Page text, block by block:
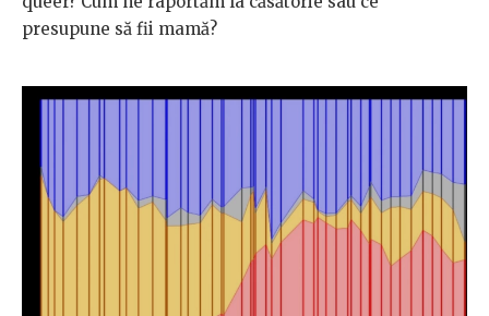
presupune să fii mamă?